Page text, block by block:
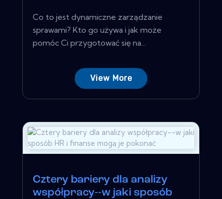
Co to jest dynamiczne zarządzanie
sprawami? Kto go używa i jak może
pomóc Ci przygotować się na...
View More
Cztery bariery dla analizy
współpracy--w jaki sposób